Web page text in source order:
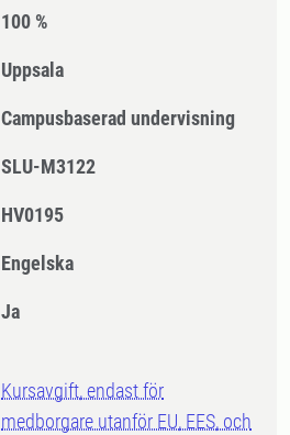
100 %
Uppsala
Campusbaserad undervisning
SLU-M3122
HV0195
Engelska
Ja
Kursavgift, endast för
medborgare utanför EU, EES, och